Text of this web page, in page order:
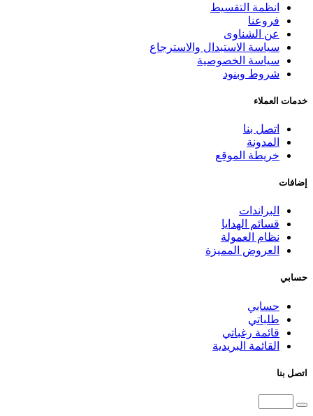
انظمة التقسيط
فروعنا
عن الشناوى
سياسة الاستبدال والاسترجاع
سياسة الخصوصية
شروط وبنود
خدمات العملاء
اتصل بنا
المدونة
خريطة الموقع
إضافات
البراندات
قسائم الهدايا
نظام العمولة
العروض المميزة
حسابي
حسابي
طلباتي
قائمة رغباتي
القائمة البريدية
اتصل بنا